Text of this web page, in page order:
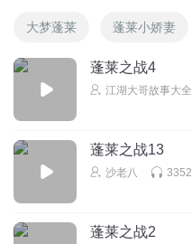
大梦蓬莱 蓬莱小娇妻
蓬莱之战4
江湖大哥故事大全
蓬莱之战13
沙老八 3352
蓬莱之战2